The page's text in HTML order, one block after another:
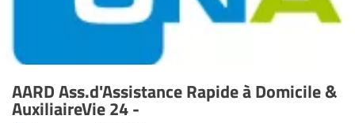
AARD Ass.d'Assistance Rapide à Domicile &
AuxiliaireVie 24 -